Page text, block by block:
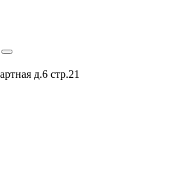
д.6 стр.21